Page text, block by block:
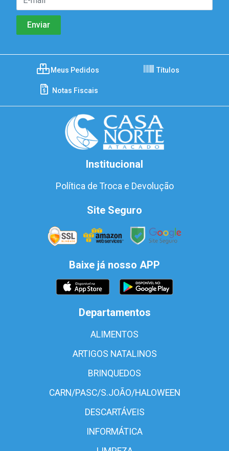
Meus Pedidos Títulos
Notas Fiscais
Institucional
Política de Troca e Devolução
Site Seguro
Baixe já nosso APP
Departamentos
ALIMENTOS
ARTIGOS NATALINOS
BRINQUEDOS
CARN/PASC/S.JOÃO/HALOWEEN
DESCARTÁVEIS
INFORMÁTICA